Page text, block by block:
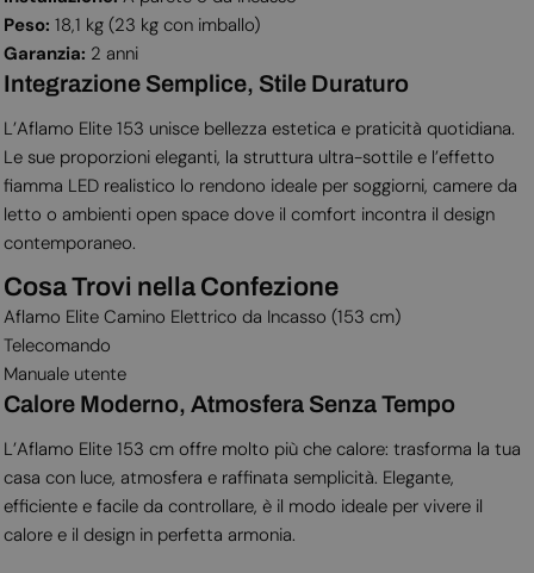
Peso: 18,1 kg (23 kg con imballo)
Garanzia: 2 anni
Integrazione Semplice, Stile Duraturo
L’Aflamo Elite 153 unisce bellezza estetica e praticità quotidiana.
Le sue proporzioni eleganti, la struttura ultra-sottile e l’effetto
fiamma LED realistico lo rendono ideale per soggiorni, camere da
letto o ambienti open space dove il comfort incontra il design
contemporaneo.
Cosa Trovi nella Confezione
Aflamo Elite Camino Elettrico da Incasso (153 cm)
Telecomando
Manuale utente
Calore Moderno, Atmosfera Senza Tempo
L’Aflamo Elite 153 cm offre molto più che calore: trasforma la tua
casa con luce, atmosfera e raffinata semplicità. Elegante,
efficiente e facile da controllare, è il modo ideale per vivere il
calore e il design in perfetta armonia.